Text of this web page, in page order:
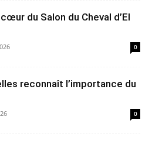
du Salon du Cheval d’El
0
reconnaît l’importance du
0